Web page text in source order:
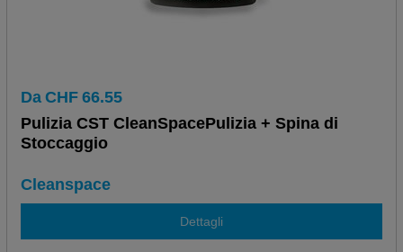
Da CHF 66.55
Pulizia CST CleanSpacePulizia + Spina di
Stoccaggio
Cleanspace
Dettagli